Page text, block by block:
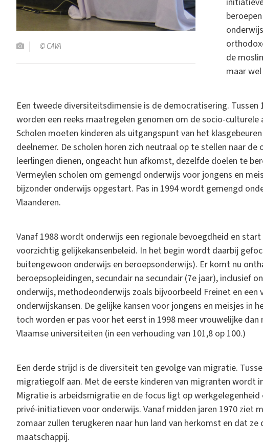
© CAVA
de
maar
Een tweede diversiteitsdimensie is de democratisering. Tussen
worden een reeks maatregelen genomen om de socio-
Scholen moeten kinderen als uitgangspunt van het
deelnemer. De scholen horen zich neutraal op te stellen naar de
leerlingen dienen, ongeacht hun afkomst, dezelfde doelen te
Vermeylen scholen om gemengd onderwijs voor jongens en
bijzonder onderwijs opgestart. Pas in 1994 wordt gemengd
Vlaanderen.
Vanaf 1988 wordt onderwijs een regionale bevoegdheid en
voorzichtig gelijkekansenbeleid. In het begin wordt daarbij
buitengewoon onderwijs en beroepsonderwijs). Er komt nu
beroepsopleidingen, secundair na secundair (7e jaar), inclusief
onderwijs, methodeonderwijs zoals bijvoorbeeld Freinet en
onderwijskansen. De gelijke kansen voor jongens en meisjes in
toch worden er pas voor het eerst in 1998 meer vrouwelijke
Vlaamse universiteiten (in een verhouding van 101,8 op 100.)
Een derde strijd is de diversiteit ten gevolge van migratie.
migratiegolf aan. Met de eerste kinderen van migranten wordt
Migratie is arbeidsmigratie en de focus ligt op werkgelegenheid
privé-initiatieven voor onderwijs. Vanaf midden jaren 1970 ziet
zomaar zullen terugkeren naar hun land van herkomst en dat
maatschappij.